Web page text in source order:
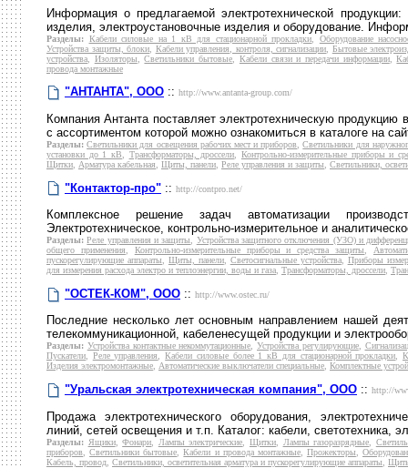
Информация о предлагаемой электротехнической продукции:
изделия, электроустановочные изделия и оборудование.
Разделы: Кабели силовые на 1 кВ для стационарной прокладки
Оборудование
Устройства защиты, блоки
Кабели управления, контроля, сигнализации
Бытовые
устройства
Изоляторы ,Светильники бытовые Кабели связи и передачи информации,
провода монтажные
"АНТАНТА", ООО :: http://www.antanta-group.com/
Компания Антанта поставляет электротехническую
с ассортиментом которой можно ознакомиться в каталоге на
Разделы: Светильники для освещения рабочих мест и приборов ,Светильники для
установки до 1 кВ
Трансформаторы, дроссели
Контрольно-измерительные приборы и
Щитки
Арматура кабельная Щиты, панели Реле управления и защиты Светильники,
"Контактор-про" :: http://contpro.net/
Комплексное решение задач автоматизации
Электротехническое, контрольно-измерительное и
Разделы: Реле управления и защиты
Устройства защитного отключения (УЗО) и
общего применения
Контрольно-измерительные приборы и средства защиты
пускорегулирующие аппараты
Щиты, панели, Светосигнальные устройства, Приборы
для измерения расхода электро и теплоэнергии, воды и газа Трансформаторы, дроссели
"ОСТЕК-КОМ", ООО :: http://www.ostec.ru/
Последние несколько лет основным направлением нашей
телекоммуникационной, кабеленесущей продукции и
Разделы: Устройства контактные некоммутационные, Устройства регулирующие,
Пускатели, Реле управления,Кабели силовые более 1 кВ для стационарной прокладки,
Изделия электромонтажные, Автоматические выключатели специальные, Комплектные
"Уральская электротехническая компания", ООО :: http://
Продажа электротехнического оборудования,
линий, сетей освещения и т.п. Каталог: кабели, светотехника,
Разделы: Ящики,Фонари Лампы электрические Щитки, Лампы газоразрядные
приборов ,Светильники бытовые ,Кабели и провода монтажные, Прожекторы
Кабель, провод Светильники, осветительная арматура и пускорегулирующие аппараты